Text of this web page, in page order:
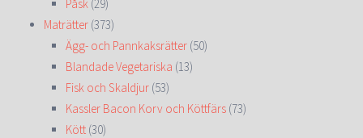
Påsk (29)
Maträtter (373)
Ägg- och Pannkaksrätter (50)
Blandade Vegetariska (13)
Fisk och Skaldjur (53)
Kassler Bacon Korv och Köttfärs (73)
Kött (30)